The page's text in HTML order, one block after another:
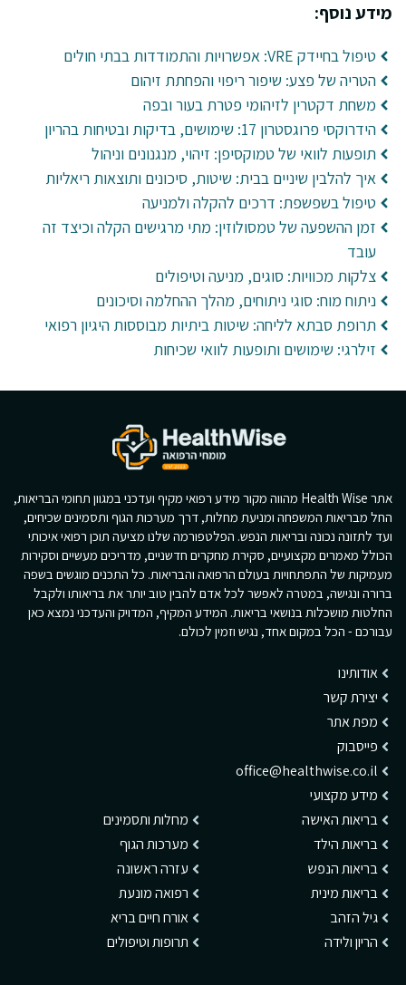
מידע נוסף:
טיפול בחיידק VRE: אפשרויות והתמודדות בבתי חולים
הטריה של פצע: שיפור ריפוי והפחתת זיהום
משחת דקטרין לזיהומי פטרת בעור ובפה
הידרוקסי פרוגסטרון 17: שימושים, בדיקות ובטיחות בהריון
תופעות לוואי של טמוקסיפן: זיהוי, מנגנונים וניהול
איך להלבין שיניים בבית: שיטות, סיכונים ותוצאות ריאליות
טיפול בשפשפת: דרכים להקלה ולמניעה
זמן ההשפעה של טמסולוזין: מתי מרגישים הקלה וכיצד זה
עובד
צלקות מכוויות: סוגים, מניעה וטיפולים
ניתוח מוח: סוגי ניתוחים, מהלך ההחלמה וסיכונים
תרופת סבתא לליחה: שיטות ביתיות מבוססות היגיון רפואי
זילרגי: שימושים ותופעות לוואי שכיחות
אתר Health Wise מהווה מקור מידע רפואי מקיף ועדכני במגוון תחומי הבריאות,
החל מבריאות המשפחה ומניעת מחלות, דרך מערכות הגוף ותסמינים שכיחים,
ועד לתזונה נכונה ובריאות הנפש. הפלטפורמה שלנו מציעה תוכן רפואי איכותי
הכולל מאמרים מקצועיים, סקירת מחקרים חדשניים, מדריכים מעשיים וסקירות
מעמיקות של התפתחויות בעולם הרפואה והבריאות. כל התכנים מוגשים בשפה
ברורה ונגישה, במטרה לאפשר לכל אדם להבין טוב יותר את בריאותו ולקבל
החלטות מושכלות בנושאי בריאות. המידע המקיף, המדויק והעדכני נמצא כאן
עבורכם - הכל במקום אחד, נגיש וזמין לכולם.
אודותינו
יצירת קשר
מפת אתר
פייסבוק
office@healthwise.co.il
מידע מקצועי
בריאות האישה
בריאות הילד
בריאות הנפש
בריאות מינית
גיל הזהב
הריון ולידה
מחלות ותסמינים
מערכות הגוף
עזרה ראשונה
רפואה מונעת
אורח חיים בריא
תרופות וטיפולים